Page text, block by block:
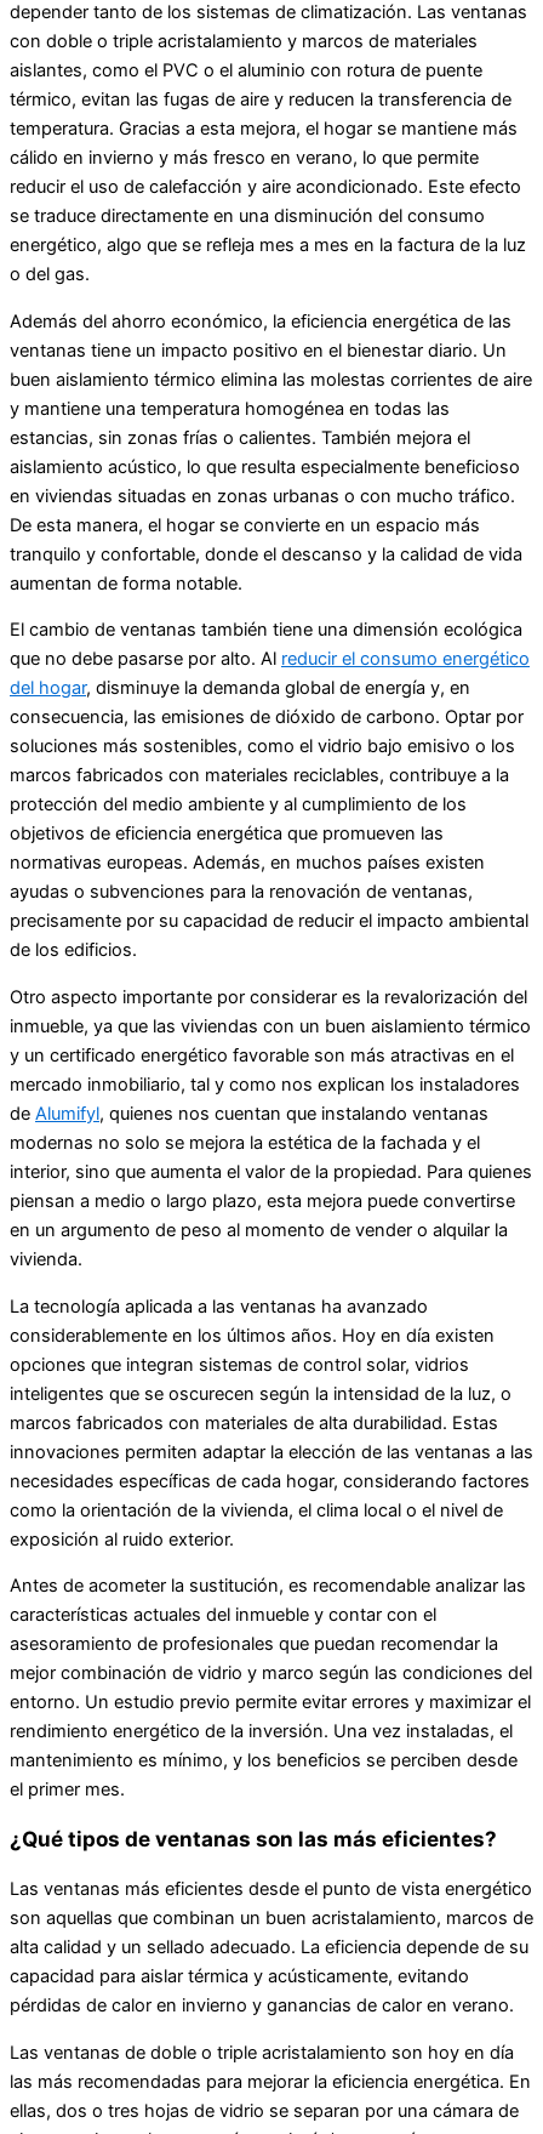
depender tanto de los sistemas de climatización. Las ventanas
con doble o triple acristalamiento y marcos de materiales
aislantes, como el PVC o el aluminio con rotura de puente
térmico, evitan las fugas de aire y reducen la transferencia de
temperatura. Gracias a esta mejora, el hogar se mantiene más
cálido en invierno y más fresco en verano, lo que permite
reducir el uso de calefacción y aire acondicionado. Este efecto
se traduce directamente en una disminución del consumo
energético, algo que se refleja mes a mes en la factura de la luz
o del gas.
Además del ahorro económico, la eficiencia energética de las
ventanas tiene un impacto positivo en el bienestar diario. Un
buen aislamiento térmico elimina las molestas corrientes de aire
y mantiene una temperatura homogénea en todas las
estancias, sin zonas frías o calientes. También mejora el
aislamiento acústico, lo que resulta especialmente beneficioso
en viviendas situadas en zonas urbanas o con mucho tráfico.
De esta manera, el hogar se convierte en un espacio más
tranquilo y confortable, donde el descanso y la calidad de vida
aumentan de forma notable.
El cambio de ventanas también tiene una dimensión ecológica
que no debe pasarse por alto. Al reducir el consumo energético
del hogar, disminuye la demanda global de energía y, en
consecuencia, las emisiones de dióxido de carbono. Optar por
soluciones más sostenibles, como el vidrio bajo emisivo o los
marcos fabricados con materiales reciclables, contribuye a la
protección del medio ambiente y al cumplimiento de los
objetivos de eficiencia energética que promueven las
normativas europeas. Además, en muchos países existen
ayudas o subvenciones para la renovación de ventanas,
precisamente por su capacidad de reducir el impacto ambiental
de los edificios.
Otro aspecto importante por considerar es la revalorización del
inmueble, ya que las viviendas con un buen aislamiento térmico
y un certificado energético favorable son más atractivas en el
mercado inmobiliario, tal y como nos explican los instaladores
de Alumifyl, quienes nos cuentan que instalando ventanas
modernas no solo se mejora la estética de la fachada y el
interior, sino que aumenta el valor de la propiedad. Para quienes
piensan a medio o largo plazo, esta mejora puede convertirse
en un argumento de peso al momento de vender o alquilar la
vivienda.
La tecnología aplicada a las ventanas ha avanzado
considerablemente en los últimos años. Hoy en día existen
opciones que integran sistemas de control solar, vidrios
inteligentes que se oscurecen según la intensidad de la luz, o
marcos fabricados con materiales de alta durabilidad. Estas
innovaciones permiten adaptar la elección de las ventanas a las
necesidades específicas de cada hogar, considerando factores
como la orientación de la vivienda, el clima local o el nivel de
exposición al ruido exterior.
Antes de acometer la sustitución, es recomendable analizar las
características actuales del inmueble y contar con el
asesoramiento de profesionales que puedan recomendar la
mejor combinación de vidrio y marco según las condiciones del
entorno. Un estudio previo permite evitar errores y maximizar el
rendimiento energético de la inversión. Una vez instaladas, el
mantenimiento es mínimo, y los beneficios se perciben desde
el primer mes.
¿Qué tipos de ventanas son las más eficientes?
Las ventanas más eficientes desde el punto de vista energético
son aquellas que combinan un buen acristalamiento, marcos de
alta calidad y un sellado adecuado. La eficiencia depende de su
capacidad para aislar térmica y acústicamente, evitando
pérdidas de calor en invierno y ganancias de calor en verano.
Las ventanas de doble o triple acristalamiento son hoy en día
las más recomendadas para mejorar la eficiencia energética. En
ellas, dos o tres hojas de vidrio se separan por una cámara de